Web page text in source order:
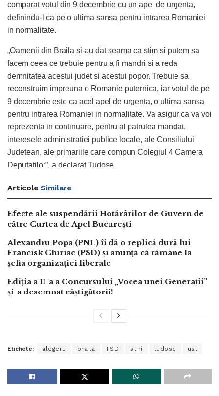
comparat votul din 9 decembrie cu un apel de urgenta,
definindu-l ca pe o ultima sansa pentru intrarea Romaniei
in normalitate.
„Oamenii din Braila si-au dat seama ca stim si putem sa
facem ceea ce trebuie pentru a fi mandri si a reda
demnitatea acestui judet si acestui popor. Trebuie sa
reconstruim impreuna o Romanie puternica, iar votul de pe
9 decembrie este ca acel apel de urgenta, o ultima sansa
pentru intrarea Romaniei in normalitate. Va asigur ca va voi
reprezenta in continuare, pentru al patrulea mandat,
interesele administratiei publice locale, ale Consiliului
Judetean, ale primariile care compun Colegiul 4 Camera
Deputatilor”, a declarat Tudose.
Articole Similare
Efecte ale suspendării Hotărârilor de Guvern de
către Curtea de Apel București
Alexandru Popa (PNL) îi dă o replică dură lui
Francisk Chiriac (PSD) și anunță că rămâne la
șefia organizației liberale
Ediția a II-a a Concursului „Vocea unei Generații”
și-a desemnat câștigătorii!
Etichete: alegeru braila PSD stiri tudose usl